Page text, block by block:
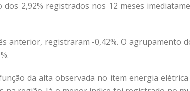
2,92% registrados nos 12 meses
anterior, registraram -0,42%. O agrupamento
da alta observada no item energia elétrica